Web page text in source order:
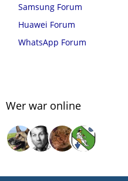
Samsung Forum
Huawei Forum
WhatsApp Forum
Wer war online